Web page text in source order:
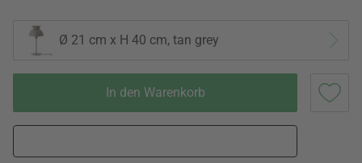
Ø 21 cm x H 40 cm, tan grey
In den Warenkorb